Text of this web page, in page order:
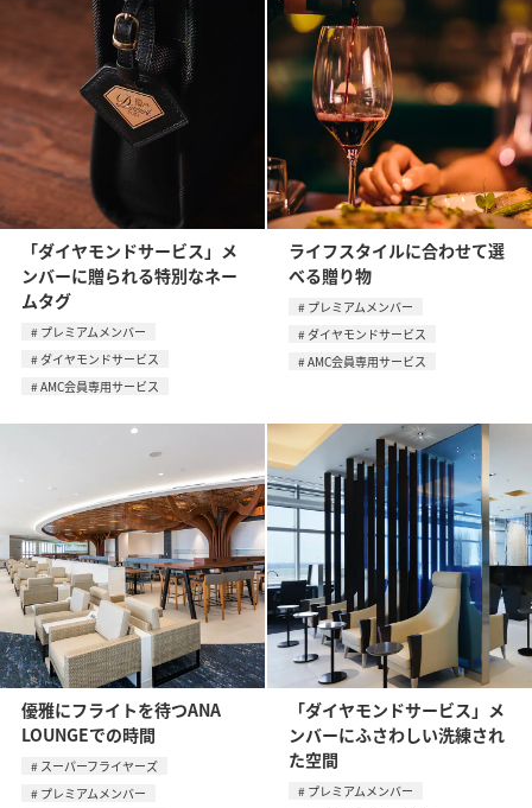
「ダイヤモンドサービス」メ
ンバーに贈られる特別なネー
ムタグ
プレミアムメンバー
ダイヤモンドサービス
AMC会員専用サービス
ライフスタイルに合わせて選
べる贈り物
プレミアムメンバー
ダイヤモンドサービス
AMC会員専用サービス
優雅にフライトを待つANA
LOUNGEでの時間
スーパーフライヤーズ
プレミアムメンバー
「ダイヤモンドサービス」メ
ンバーにふさわしい洗練され
た空間
プレミアムメンバー